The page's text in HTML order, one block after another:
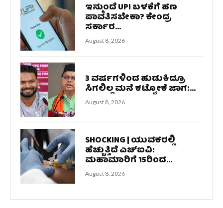
ಇನ್ಮುಂದೆ UPI ಬಳಕೆಗೆ ಹಣ
ಪಾವತಿಸಬೇಕಾ? ಕೇಂದ್ರ
ಸರ್ಕಾರ...
August 8, 2026
3 ವರ್ಷಗಳಿಂದ ಹುಡುಕಿದ್ರೂ
ಸಿಗಲಿಲ್ಲ ಮನೆ ಕಟ್ಟೋಕೆ ಜಾಗ:...
August 8, 2026
SHOCKING | ಯುವಕರಲ್ಲಿ
ಹೆಚ್ಚುತ್ತಿದೆ ಎಚ್‌ಐವಿ:
ಮಹಾಮಾರಿಗೆ 15ರಿಂದ...
August 8, 2026